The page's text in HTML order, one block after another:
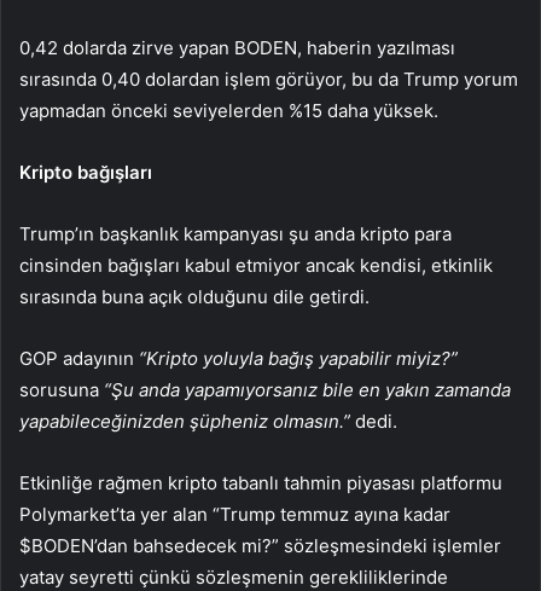
0,42 dolarda zirve yapan BODEN, haberin yazılması
sırasında 0,40 dolardan işlem görüyor, bu da Trump yorum
yapmadan önceki seviyelerden %15 daha yüksek.
Kripto bağışları
Trump’ın başkanlık kampanyası şu anda kripto para
cinsinden bağışları kabul etmiyor ancak kendisi, etkinlik
sırasında buna açık olduğunu dile getirdi.
GOP adayının “Kripto yoluyla bağış yapabilir miyiz?”
sorusuna “Şu anda yapamıyorsanız bile en yakın zamanda
yapabileceğinizden şüpheniz olmasın.” dedi.
Etkinliğe rağmen kripto tabanlı tahmin piyasası platformu
Polymarket’ta yer alan “Trump temmuz ayına kadar
$BODEN’dan bahsedecek mi?” sözleşmesindeki işlemler
yatay seyretti çünkü sözleşmenin gerekliliklerinde